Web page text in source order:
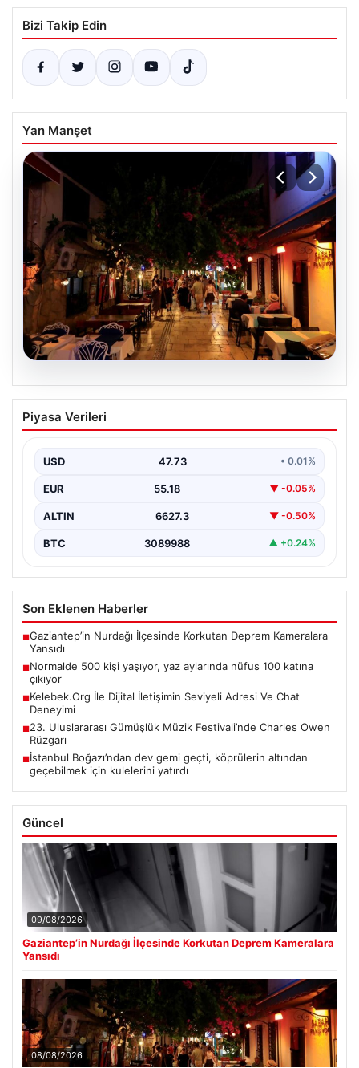
Bizi Takip Edin
Yan Manşet
Normalde 500 kişi yaşıyor, yaz
aylarında nüfus 100 katına çıkıyor
Gözlemlenmesi", "content": "Antalya'nın tarih ve kültür
açısından…
Piyasa Verileri
USD 47.73 • 0.01%
EUR 55.18 ▼ -0.05%
ALTIN 6627.3 ▼ -0.50%
BTC 3089988 ▲ +0.24%
Son Eklenen Haberler
■Gaziantep’in Nurdağı İlçesinde Korkutan Deprem Kameralara
Yansıdı
■Normalde 500 kişi yaşıyor, yaz aylarında nüfus 100 katına
çıkıyor
■Kelebek.Org İle Dijital İletişimin Seviyeli Adresi Ve Chat
Deneyimi
■23. Uluslararası Gümüşlük Müzik Festivali’nde Charles Owen
Rüzgarı
■İstanbul Boğazı’ndan dev gemi geçti, köprülerin altından
geçebilmek için kulelerini yatırdı
Güncel
09/08/2026
Gaziantep’in Nurdağı İlçesinde Korkutan Deprem Kameralara
Yansıdı
08/08/2026